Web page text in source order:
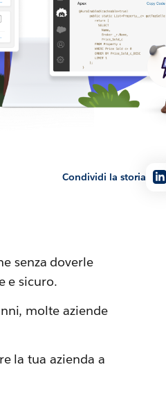
Condividi la storia
senza doverle
e sicuro.
molte aziende
la tua azienda a